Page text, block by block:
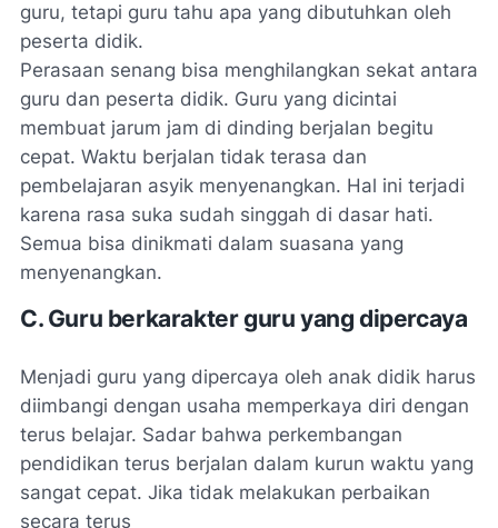
guru, tetapi guru tahu apa yang dibutuhkan oleh
peserta didik.
Perasaan senang bisa menghilangkan sekat antara
guru dan peserta didik. Guru yang dicintai
membuat jarum jam di dinding berjalan begitu
cepat. Waktu berjalan tidak terasa dan
pembelajaran asyik menyenangkan. Hal ini terjadi
karena rasa suka sudah singgah di dasar hati.
Semua bisa dinikmati dalam suasana yang
menyenangkan.
C. Guru berkarakter guru yang dipercaya
Menjadi guru yang dipercaya oleh anak didik harus
diimbangi dengan usaha memperkaya diri dengan
terus belajar. Sadar bahwa perkembangan
pendidikan terus berjalan dalam kurun waktu yang
sangat cepat. Jika tidak melakukan perbaikan
secara terus